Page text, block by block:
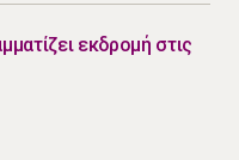
εκδρομή στις